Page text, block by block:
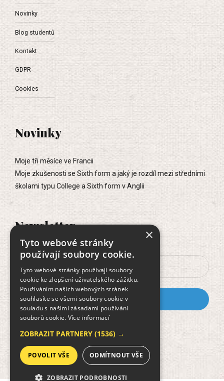
Novinky
Blog studentů
Kontakt
GDPR
Cookies
Novinky
Moje tři měsíce ve Francii
Moje zkušenosti se Sixth form a jaký je rozdíl mezi středními
školami typu College a Sixth form v Anglii
Newsletter
×
Tyto webové stránky
používají soubory cookie.
Tyto webové stránky používají soubory
cookie ke zlepšení uživatelského zážitku.
Používáním našich webových stránek
souhlasíte se všemi soubory cookie v
souladu s našimi zásadami používání
souborů cookie. Více informací
ZOBRAZIT PARTNERY (1536) →
POVOLIT VŠE ODMÍTNOUT VŠE
ZOBRAZIT PODROBNOSTI